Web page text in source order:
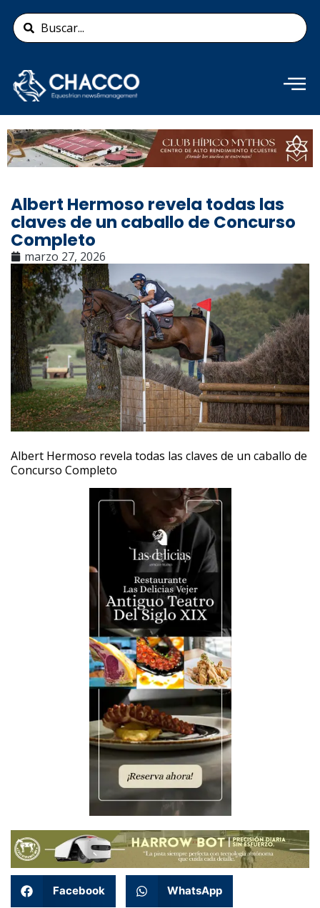
contenido
Search
...
Añade aquí tu texto de
cabecera
Albert Hermoso revela todas las
claves de un caballo de Concurso
Completo
marzo 27, 2026
Albert Hermoso revela todas las claves de un caballo de
Concurso Completo
Facebook WhatsApp